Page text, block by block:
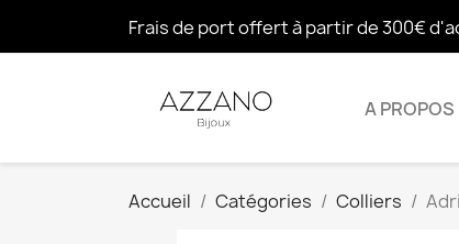
Frais de port offert à partir de 300€
A
Accueil Catégories Colliers